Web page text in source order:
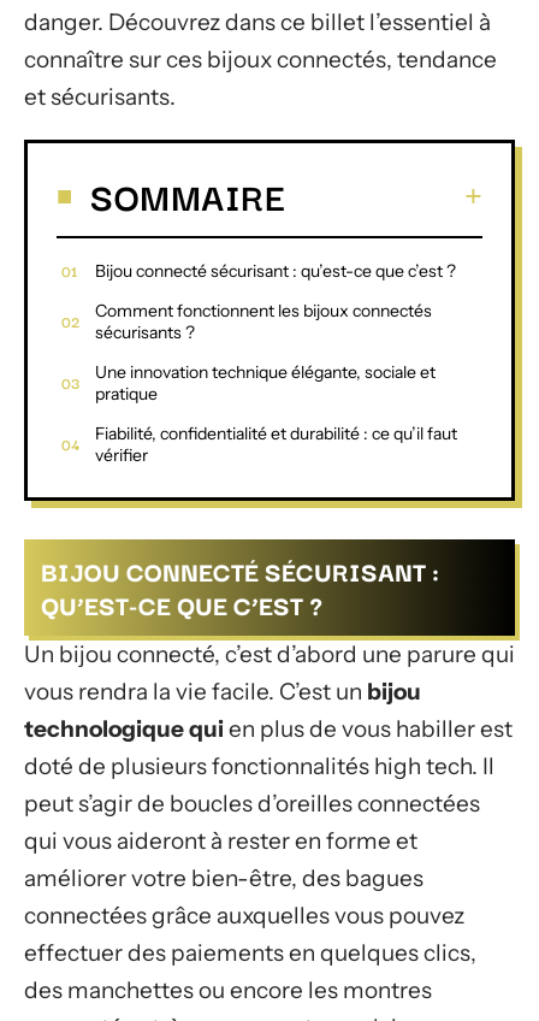
danger. Découvrez dans ce billet l’essentiel à
connaître sur ces bijoux connectés, tendance
et sécurisants.
SOMMAIRE
Bijou connecté sécurisant : qu’est-ce que c’est ?
Comment fonctionnent les bijoux connectés
sécurisants ?
Une innovation technique élégante, sociale et
pratique
Fiabilité, confidentialité et durabilité : ce qu’il faut
vérifier
BIJOU CONNECTÉ SÉCURISANT :
QU’EST-CE QUE C’EST ?
Un bijou connecté, c’est d’abord une parure qui
vous rendra la vie facile. C’est un bijou
technologique qui en plus de vous habiller est
doté de plusieurs fonctionnalités high tech. Il
peut s’agir de boucles d’oreilles connectées
qui vous aideront à rester en forme et
améliorer votre bien-être, des bagues
connectées grâce auxquelles vous pouvez
effectuer des paiements en quelques clics,
des manchettes ou encore les montres